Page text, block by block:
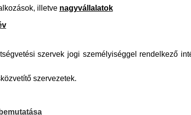
illetve nagyvállalatok
szervek jogi személyiséggel rendelkező
szervezetek.